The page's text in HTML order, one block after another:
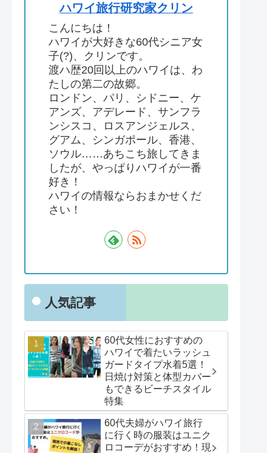
ハワイ旅行研究家クリン
こんにちは！
ハワイが大好きな60代シニア女
子(?)、クリンです。
渡ハ歴20回以上のハワイは、わ
たしの第二の故郷。
ロンドン、パリ、シドニー、ケ
アンズ、アデレード、サンフラ
ンシスコ、ロスアンジェルス、
グアム、シンガポール、香港、
ソウル……あちこち旅してきま
したが、やっぱりハワイが一番
好き！
ハワイの情報ならおまかせくだ
さい！
人気記事
60代女性におすすめの
ハワイで着たいラッシュ
ガードタイプ水着5選！
日焼け対策と体型カバー
もできるビーチスタイル
特集
60代夫婦がハワイ旅行
に行く時の服装はユニク
ロコーデがおすすめ！現